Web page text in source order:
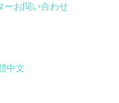
ーお問い合わせ
中文